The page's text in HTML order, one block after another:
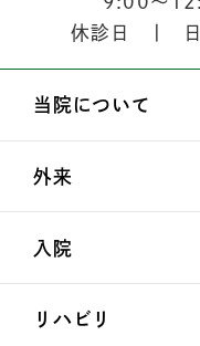
休診日 | 日
当院について
外来
入院
リハビリ